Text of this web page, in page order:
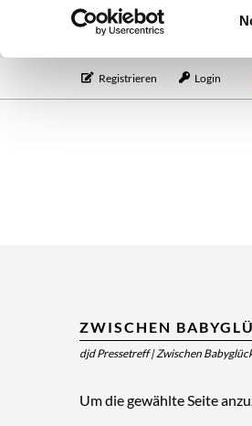
Registrieren Login
ZWISCHEN
djd Pressetreff|Zwischen
Um die gewählte Seite